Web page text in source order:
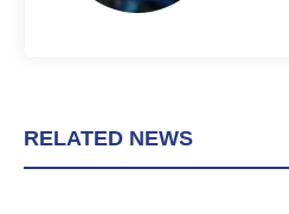
RELATED NEWS